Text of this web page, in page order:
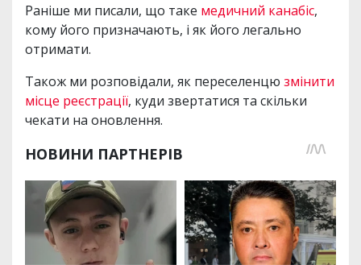
Раніше ми писали, що таке медичний канабіс,
кому його призначають, і як його легально
отримати.
Також ми розповідали, як переселенцю змінити
місце реєстрації, куди звертатися та скільки
чекати на оновлення.